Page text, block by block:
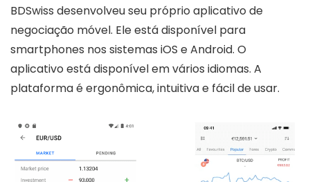
BDSwiss desenvolveu seu próprio aplicativo de
negociação móvel. Ele está disponível para
smartphones nos sistemas iOS e Android. O
aplicativo está disponível em vários idiomas. A
plataforma é ergonômica, intuitiva e fácil de usar.